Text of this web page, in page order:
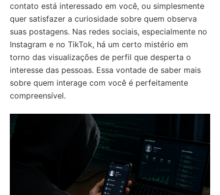
contato está interessado em você, ou simplesmente
quer satisfazer a curiosidade sobre quem observa
suas postagens. Nas redes sociais, especialmente no
Instagram e no TikTok, há um certo mistério em
torno das visualizações de perfil que desperta o
interesse das pessoas. Essa vontade de saber mais
sobre quem interage com você é perfeitamente
compreensível.